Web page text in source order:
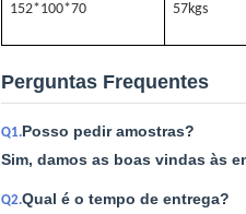
152*100*70 57kgs
Perguntas Frequentes
Q1.Posso pedir amostras?
Sim, damos as boas vindas às
Q2.Qual é o tempo de entrega?